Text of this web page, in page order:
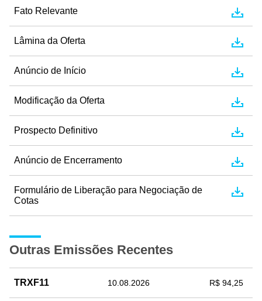
Fato Relevante
Lâmina da Oferta
Anúncio de Início
Modificação da Oferta
Prospecto Definitivo
Anúncio de Encerramento
Formulário de Liberação para Negociação de
Cotas
Outras Emissões Recentes
TRXF11 10.08.2026 R$ 94,25